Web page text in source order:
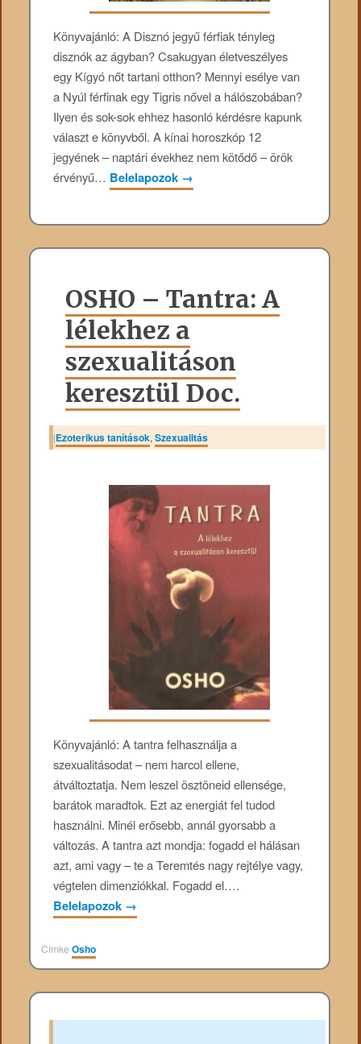
Könyvajánló: A Disznó jegyű férfiak tényleg
disznók az ágyban? Csakugyan életveszélyes
egy Kígyó nőt tartani otthon? Mennyi esélye van
a Nyúl férfinak egy Tigris nővel a hálószobában?
Ilyen és sok-sok ehhez hasonló kérdésre kapunk
választ e könyvből. A kínai horoszkóp 12
jegyének – naptári évekhez nem kötődő – örök
érvényű… Belelapozok →
OSHO – Tantra: A
lélekhez a
szexualitáson
keresztül Doc.
|Ezoterikus tanítások,Szexualitás
Könyvajánló: A tantra felhasználja a
szexualitásodat – nem harcol ellene,
átváltoztatja. Nem leszel ösztöneid ellensége,
barátok maradtok. Ezt az energiát fel tudod
használni. Minél erősebb, annál gyorsabb a
változás. A tantra azt mondja: fogadd el hálásan
azt, ami vagy – te a Teremtés nagy rejtélye vagy,
végtelen dimenziókkal. Fogadd el….
Belelapozok →
CímkeOsho